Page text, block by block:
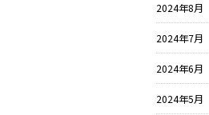
2024年8月
2024年7月
2024年6月
2024年5月